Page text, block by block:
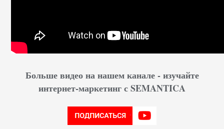
Больше видео на нашем канале - изучайте
интернет-маркетинг с SEMANTICA